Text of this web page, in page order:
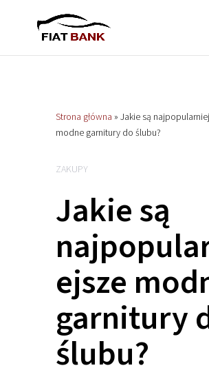
Strona główna » Jakie są
modne garnitury do ślubu?
ZAKUPY
Jakie są
ejsze
garnitury
ślubu?